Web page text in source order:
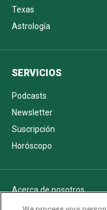
Texas
Astrología
SERVICIOS
Podcasts
Newsletter
Suscripción
Horóscopo
Acerca de nosotros
Politica de privacidad